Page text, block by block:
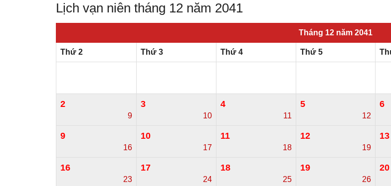
Lịch vạn niên tháng 12 năm 2041
Tháng 12 năm 2041
Thứ 2 Thứ 3 Thứ 4 Thứ 5
2
9
3
10
4
11
5
12
6
9
16
10
17
11
18
12
19
13
16
23
17
24
18
25
19
26
20